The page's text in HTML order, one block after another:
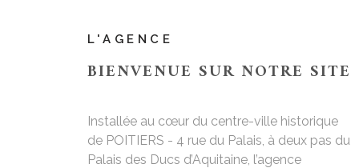
L'AGENCE
BIENVENUE SUR NOTRE SITE
Installée au cœur du centre-ville historique
de POITIERS - 4 rue du Palais, à deux pas du
Palais des Ducs d’Aquitaine, l’agence